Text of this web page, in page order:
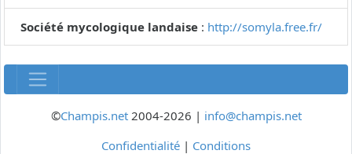
Société mycologique landaise : http://somyla.free.fr/
©Champis.net2004-2026 | info@champis.net
Confidentialité | Conditions